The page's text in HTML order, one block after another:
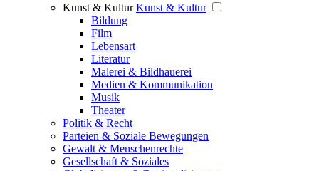
Kunst & Kultur Kunst & Kultur
Bildung
Film
Lebensart
Literatur
Malerei & Bildhauerei
Medien & Kommunikation
Musik
Theater
Politik & Recht
Parteien & Soziale Bewegungen
Gewalt & Menschenrechte
Gesellschaft & Soziales